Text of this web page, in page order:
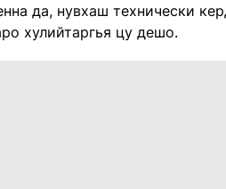
да, нувхаш технически
хулийтаргья цу дешо.